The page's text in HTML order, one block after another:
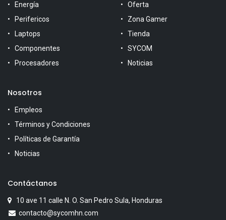
Energía
Perifericos
Laptops
Componentes
Procesadores
Oferta
Zona Gamer
Tienda
SYCOM
Noticias
Nosotros
Empleos
Términos y Condiciones
Políticas de Garantía
Noticias
Contáctanos
10 ave 11 calle N. O. San Pedro Sula, Honduras
contacto@sycomhn.com